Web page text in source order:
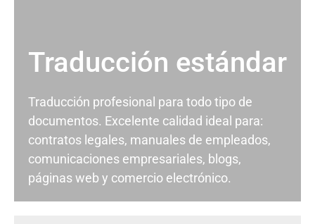
Traducción estándar
Traducción profesional para todo tipo de
documentos. Excelente calidad ideal para:
contratos legales, manuales de empleados,
comunicaciones empresariales, blogs,
páginas web y comercio electrónico.